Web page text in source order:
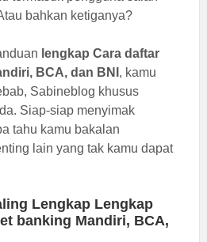
bahkan ketiganya?
lengkap Cara daftar
BCA, dan BNI , kamu
Sabineblog khusus
Siap-siap menyimak
tahu kamu bakalan
lain yang tak kamu dapat
Lengkap Lengkap
banking Mandiri, BCA,